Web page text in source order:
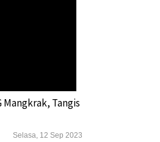
Mangkrak, Tangis
Selasa, 12 Sep 2023